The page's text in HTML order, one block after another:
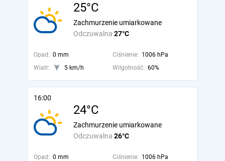
25°C
Odczuwalna 27°C
Zachmurzenie umiarkowane
Opad: 0 mm Ciśnienie: 1006 hPa
Wiatr:
5 km/h Wilgotność: 60%
16:00
24°C
Odczuwalna 26°C
Zachmurzenie umiarkowane
Opad: 0 mm Ciśnienie: 1006 hPa